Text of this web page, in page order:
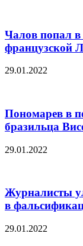
Чалов попал в
французской
29.01.2022
Пономарев в
бразильца
29.01.2022
Журналисты
в
29.01.2022